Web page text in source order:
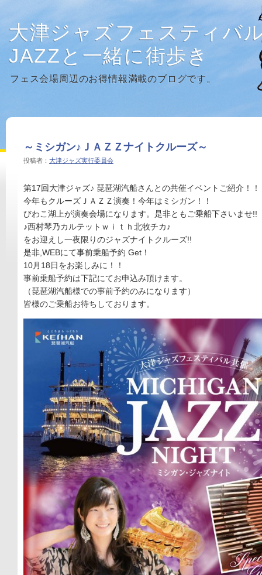
大津ジャズフェスティバ
JAZZと一緒に街歩き
フェス会場周辺のお得情報満載のブログです。
～ミシガン♪ＪＡＺＺナイトクルーズ～
投稿者： 大津ジャズ実行委員会
第17回大津ジャズ♪ 琵琶湖汽船さんとの共催イベントご紹介！！
今年もクルーズＪＡＺＺ演奏！今年はミシガン！！
びわこ湖上が演奏会場になります。是非ともご乗船下さいませ!!
♪西村琴乃カルテットｗｉｔｈ北牧チカ♪
をお迎えし一夜限りのジャズナイトクルーズ!!
是非,WEBにて事前乗船予約 Get！
10月18日をお楽しみに！！
事前乗船予約は下記にてお申込み頂けます。
（琵琶湖汽船様での事前予約のみになります）
皆様のご乗船お待ちしております。